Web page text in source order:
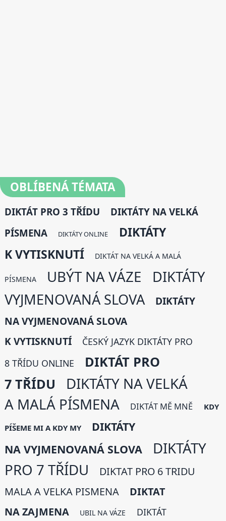
OBLÍBENÁTÉMATA
DIKTÁT PRO 3 TŘÍDU
DIKTÁTY NA VELKÁ
PÍSMENA
DIKTÁTY ONLINE
DIKTÁTY
K VYTISKNUTÍ
DIKTÁT NA VELKÁ A MALÁ
PÍSMENA UBÝT NA VÁZE
DIKTÁTY
VYJMENOVANÁ SLOVA
DIKTÁTY
NA VYJMENOVANÁ SLOVA
K VYTISKNUTÍ
ČESKÝ JAZYK DIKTÁTY PRO
8 TŘÍDU ONLINE
DIKTÁT PRO
7 TŘÍDU
DIKTÁTY NA VELKÁ
A MALÁ PÍSMENA
DIKTÁT MĚ MNĚ KDY
PÍŠEME MI A KDY MY
DIKTÁTY
NA VYJMENOVANÁ SLOVA
DIKTÁTY
PRO 7 TŘÍDU
DIKTAT PRO 6 TRIDU
MALA A VELKA PISMENA
DIKTAT
NA ZAJMENA
UBIL NA VÁZE
DIKTÁT